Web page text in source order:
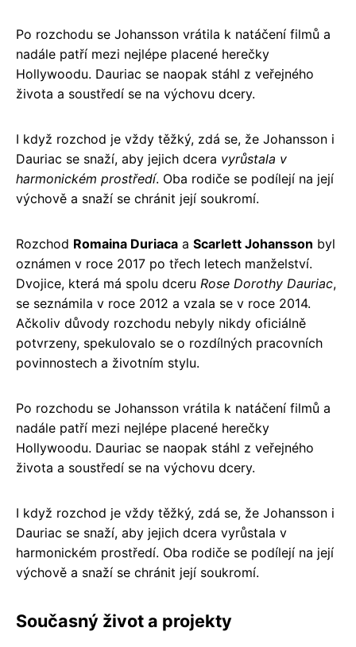
Po rozchodu se Johansson vrátila k natáčení filmů a
nadále patří mezi nejlépe placené herečky
Hollywoodu. Dauriac se naopak stáhl z veřejného
života a soustředí se na výchovu dcery.
I když rozchod je vždy těžký, zdá se, že Johansson i
Dauriac se snaží, aby jejich dcera vyrůstala v
harmonickém prostředí. Oba rodiče se podílejí na její
výchově a snaží se chránit její soukromí.
Rozchod Romaina Duriaca a Scarlett Johansson byl
oznámen v roce 2017 po třech letech manželství.
Dvojice, která má spolu dceru Rose Dorothy Dauriac,
se seznámila v roce 2012 a vzala se v roce 2014.
Ačkoliv důvody rozchodu nebyly nikdy oficiálně
potvrzeny, spekulovalo se o rozdílných pracovních
povinnostech a životním stylu.
Po rozchodu se Johansson vrátila k natáčení filmů a
nadále patří mezi nejlépe placené herečky
Hollywoodu. Dauriac se naopak stáhl z veřejného
života a soustředí se na výchovu dcery.
I když rozchod je vždy těžký, zdá se, že Johansson i
Dauriac se snaží, aby jejich dcera vyrůstala v
harmonickém prostředí. Oba rodiče se podílejí na její
výchově a snaží se chránit její soukromí.
Současný život a projekty